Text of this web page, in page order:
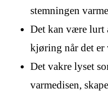
stemningen
Det kan være lurt
kjøring når det er
Det vakre lyset
varmedisen,